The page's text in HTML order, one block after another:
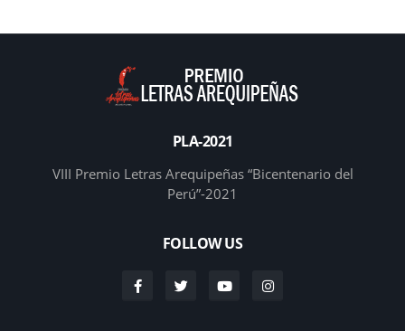
PLA-2021
VIII Premio Letras Arequipeñas “Bicentenario del
Perú”-2021
FOLLOW US